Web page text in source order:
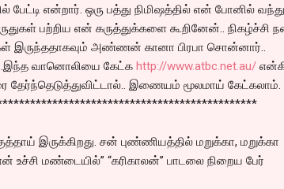
பேட்டி என்றார். ஒரு பத்து நிமிஷத்தில் என் போனில் வந்து
பற்றிய என் கருத்துக்களை கூறினேன்.. நிகழ்ச்சி
இருந்ததாகவும் அண்ணன் கானா பிரபா சொன்னார்..
வானொலியை கேட்க http://www.atbc.net.au/
தேர்ந்தெடுத்துவிட்டால்.. இணையம் மூலமாய் கேட்கலாம்.
இருக்கிறது. சன் புண்ணியத்தில் மறுக்கா, மறுக்கா
உச்சி மண்டையில்” “கரிகாலன்” பாடலை நிறைய பேர்